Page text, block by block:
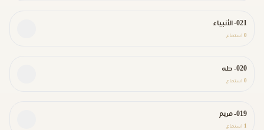
021- الأنبياء
0 استماع
020- طه
0 استماع
019- مريم
1 استماع